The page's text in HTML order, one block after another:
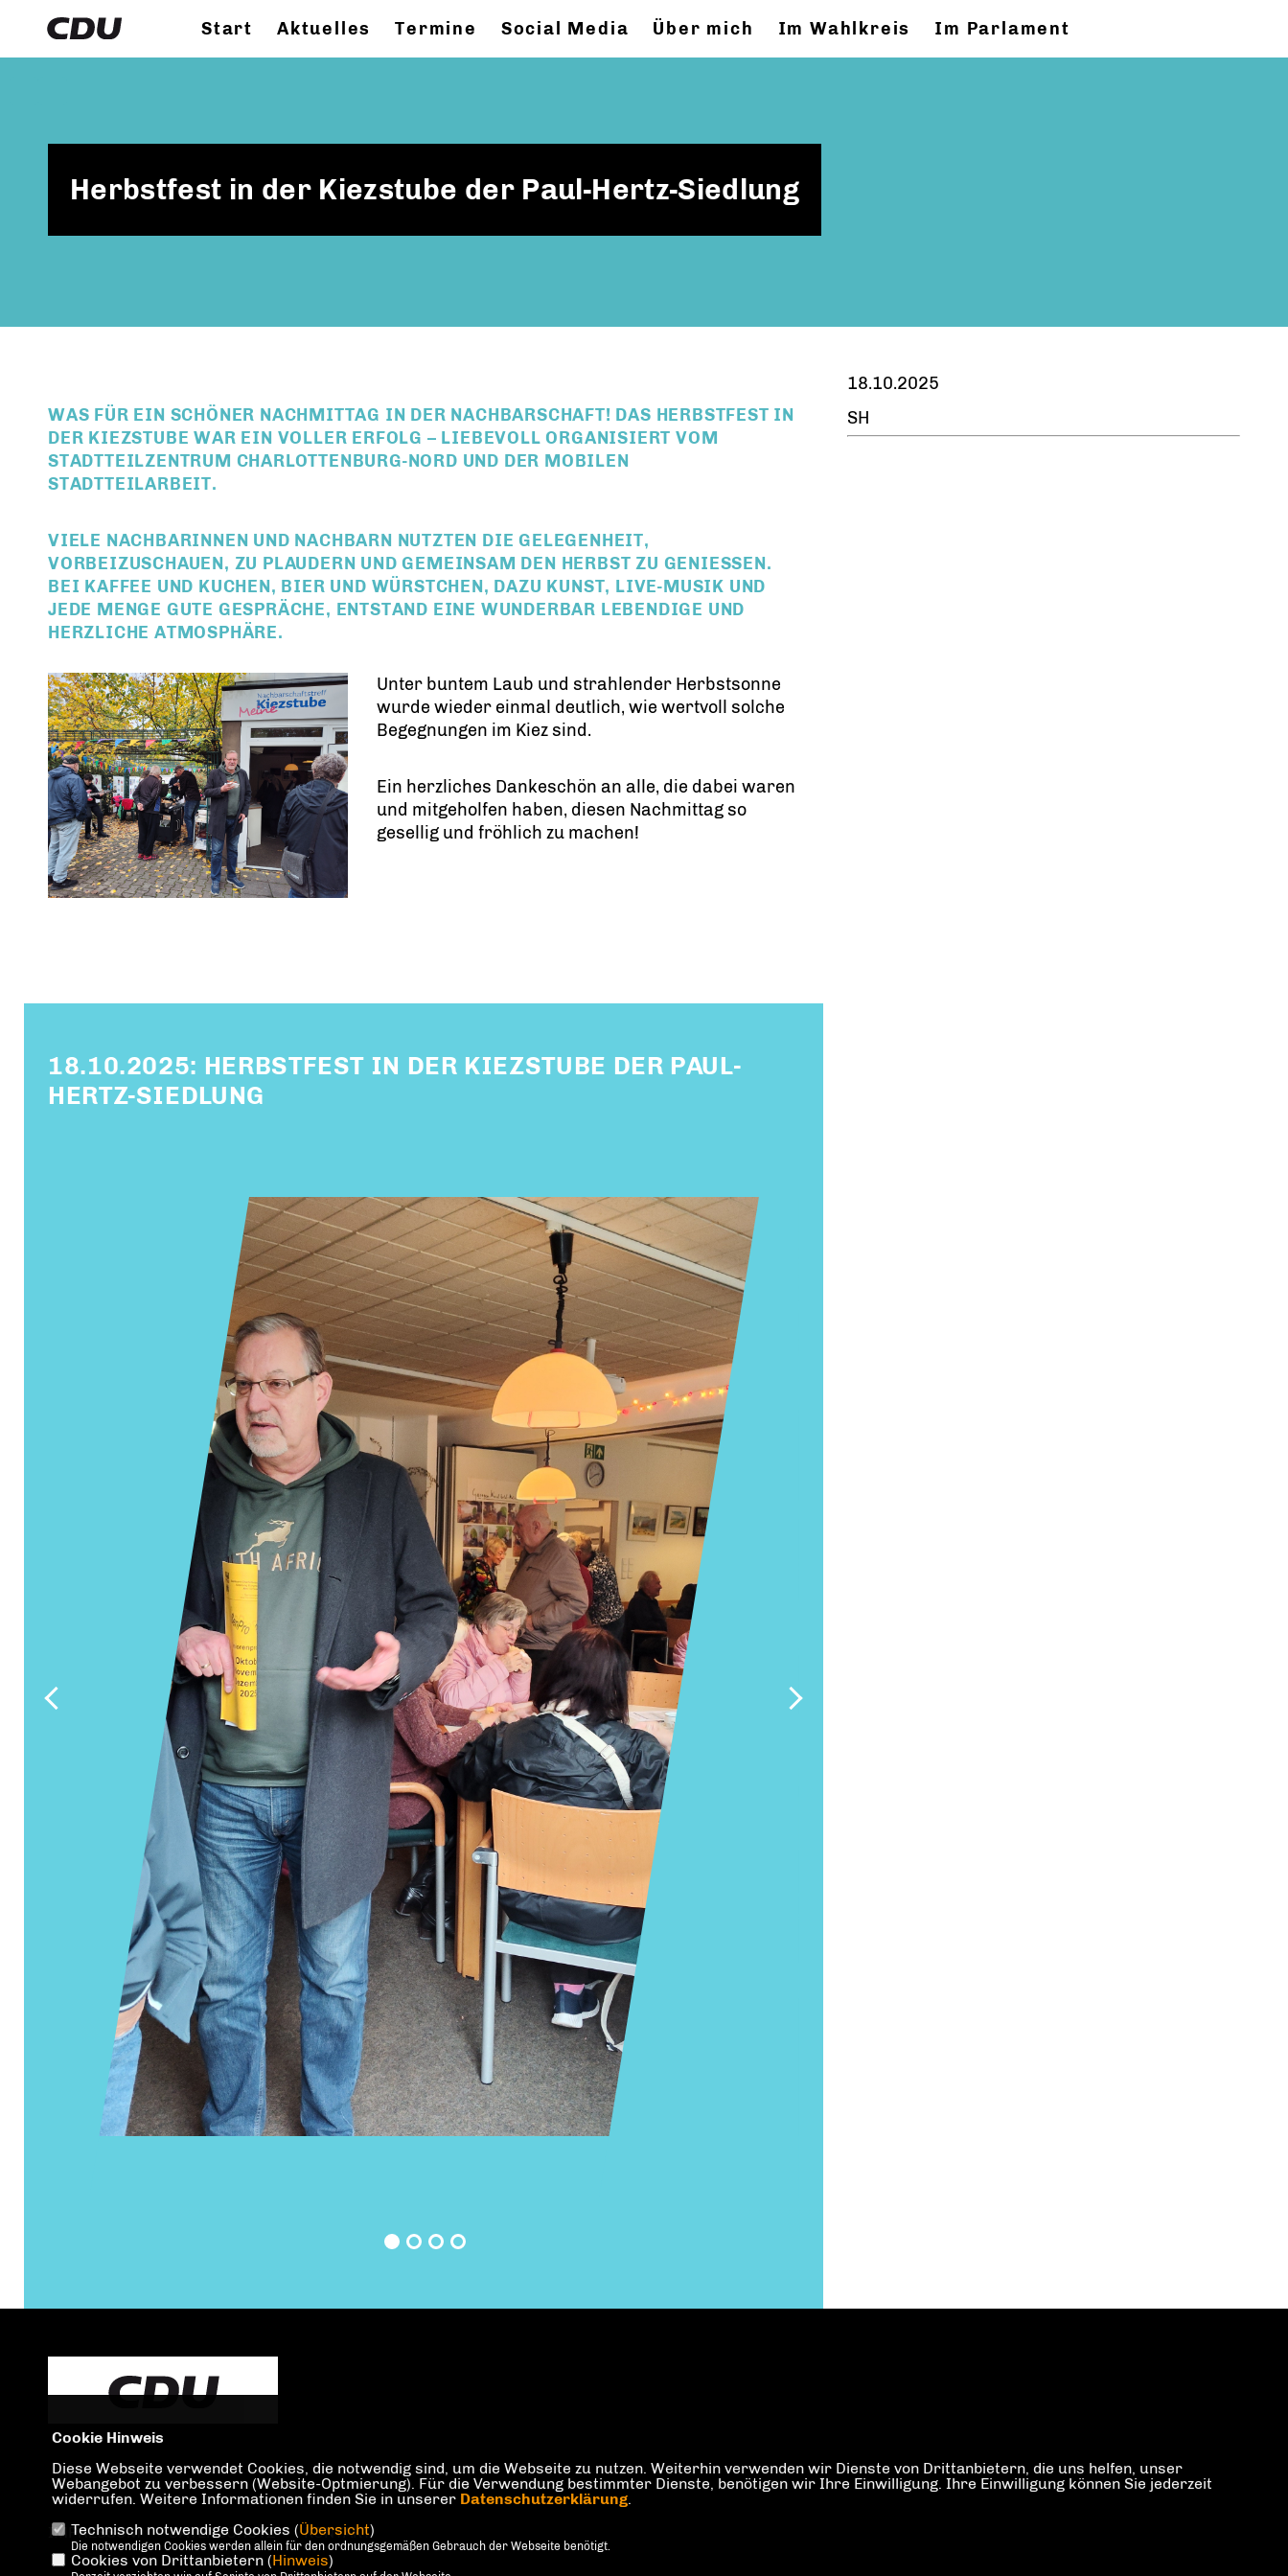
Start Aktuelles Termine Social Media Über mich Im Wahlkreis Im Parlament
Herbstfest in der Kiezstube der Paul-Hertz-Siedlung
WAS FÜR EIN SCHÖNER NACHMITTAG IN DER NACHBARSCHAFT! DAS HERBSTFEST IN
DER KIEZSTUBE WAR EIN VOLLER ERFOLG – LIEBEVOLL ORGANISIERT VOM
STADTTEILZENTRUM CHARLOTTENBURG-NORD UND DER MOBILEN
STADTTEILARBEIT.
VIELE NACHBARINNEN UND NACHBARN NUTZTEN DIE GELEGENHEIT,
VORBEIZUSCHAUEN, ZU PLAUDERN UND GEMEINSAM DEN HERBST ZU GENIESSEN. B
EI KAFFEE UND KUCHEN, BIER UND WÜRSTCHEN, DAZU KUNST, LIVE-MUSIK UND J
EDE MENGE GUTE GESPRÄCHE, ENTSTAND EINE WUNDERBAR LEBENDIGE UND H
ERZLICHE ATMOSPHÄRE.
Unter buntem Laub und strahlender Herbstsonne
wurde wieder einmal deutlich, wie wertvoll solche
Begegnungen im Kiez sind.
Ein herzliches Dankeschön an alle, die dabei waren
und mitgeholfen haben, diesen Nachmittag so
gesellig und fröhlich zu machen!
18.10.2025: HERBSTFEST IN DER KIEZSTUBE DER PAUL-
HERTZ-SIEDLUNG
18.10.2025
SH
IMPRESSUM DATENSCHUTZ KONTAKT
Cookie Hinweis
Diese Webseite verwendet Cookies, die notwendig sind, um die Webseite zu nutzen. Weiterhin verwenden wir Dienste von Drittanbietern, die uns helfen, unser
Webangebot zu verbessern (Website-Optmierung). Für die Verwendung bestimmter Dienste, benötigen wir Ihre Einwilligung. Ihre Einwilligung können Sie jederzeit
widerrufen. Weitere Informationen finden Sie in unserer Datenschutzerklärung.
Technisch notwendige Cookies (Übersicht)
Die notwendigen Cookies werden allein für den ordnungsgemäßen Gebrauch der Webseite benötigt.
Cookies von Drittanbietern (Hinweis)